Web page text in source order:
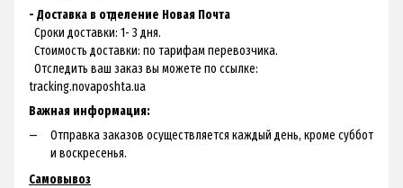
- Доставка в отделение Новая Почта
Сроки доставки: 1- 3 дня.
Стоимость доставки: по тарифам перевозчика.
Отследить ваш заказ вы можете по ссылке:
tracking.novaposhta.ua
Важная информация:
Отправка заказов осуществляется каждый день, кроме суббот
и воскресенья.
Самовывоз